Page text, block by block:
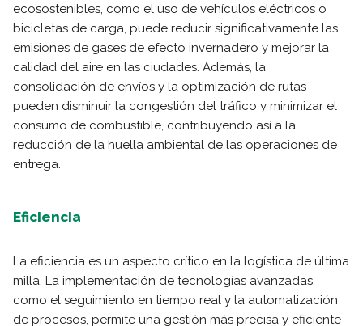
ecosostenibles, como el uso de vehículos eléctricos o
bicicletas de carga, puede reducir significativamente las
emisiones de gases de efecto invernadero y mejorar la
calidad del aire en las ciudades. Además, la
consolidación de envíos y la optimización de rutas
pueden disminuir la congestión del tráfico y minimizar el
consumo de combustible, contribuyendo así a la
reducción de la huella ambiental de las operaciones de
entrega.
Eficiencia
La eficiencia es un aspecto crítico en la logística de última
milla. La implementación de tecnologías avanzadas,
como el seguimiento en tiempo real y la automatización
de procesos, permite una gestión más precisa y eficiente